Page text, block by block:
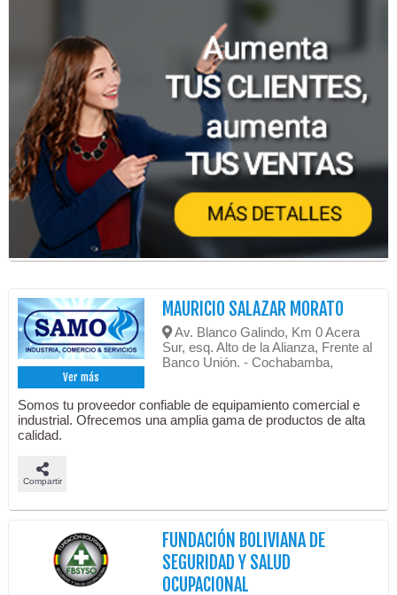
Ver más
MAURICIO SALAZAR MORATO
Av. Blanco Galindo, Km 0 Acera
Sur, esq. Alto de la Alianza, Frente al
Banco Unión. - Cochabamba,
Somos tu proveedor confiable de equipamiento comercial e
industrial. Ofrecemos una amplia gama de productos de alta
calidad.
Compartir
FUNDACIÓN BOLIVIANA DE
SEGURIDAD Y SALUD
OCUPACIONAL